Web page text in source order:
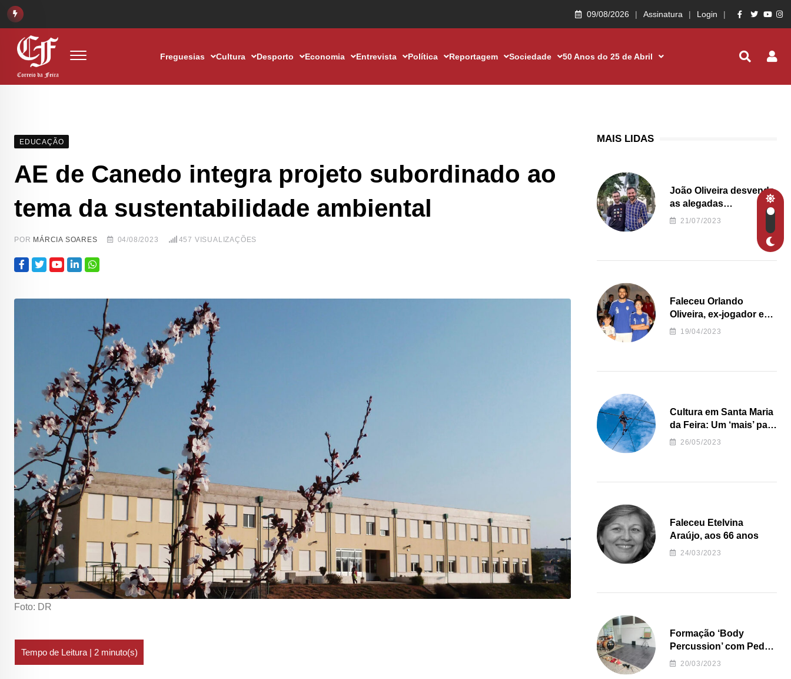
09/08/2026 Assinatura Login
Freguesias Cultura Desporto Economia Entrevista Política Reportagem Sociedade 50 Anos do 25 de Abril
EDUCAÇÃO
AE de Canedo integra projeto subordinado ao
tema da sustentabilidade ambiental
POR MÁRCIA SOARES 04/08/2023 457 VISUALIZAÇÕES
Foto: DR
MAIS LIDAS
João Oliveira desvenda
as alegadas
irregularidades da
Junta de Freguesia S.
21/07/2023
Faleceu Orlando
Oliveira, ex-jogador e
treinador da formação
19/04/2023
Cultura em Santa Maria
da Feira: Um ‘mais’ para
o Concelho
26/05/2023
Faleceu Etelvina
Araújo, aos 66 anos
24/03/2023
Formação ‘Body
Percussion’ com Pedro
Almeida
20/03/2023